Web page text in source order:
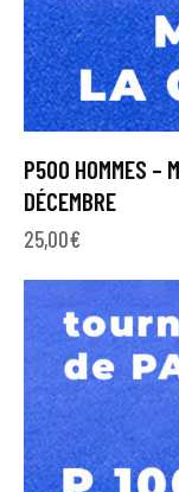
P500 HOMMES –
DÉCEMBRE
25,00€